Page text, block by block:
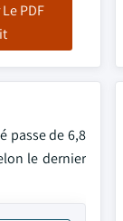
PDF
passe de 6,8
le dernier